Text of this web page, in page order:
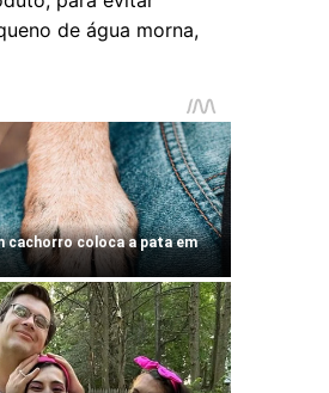
de água morna,